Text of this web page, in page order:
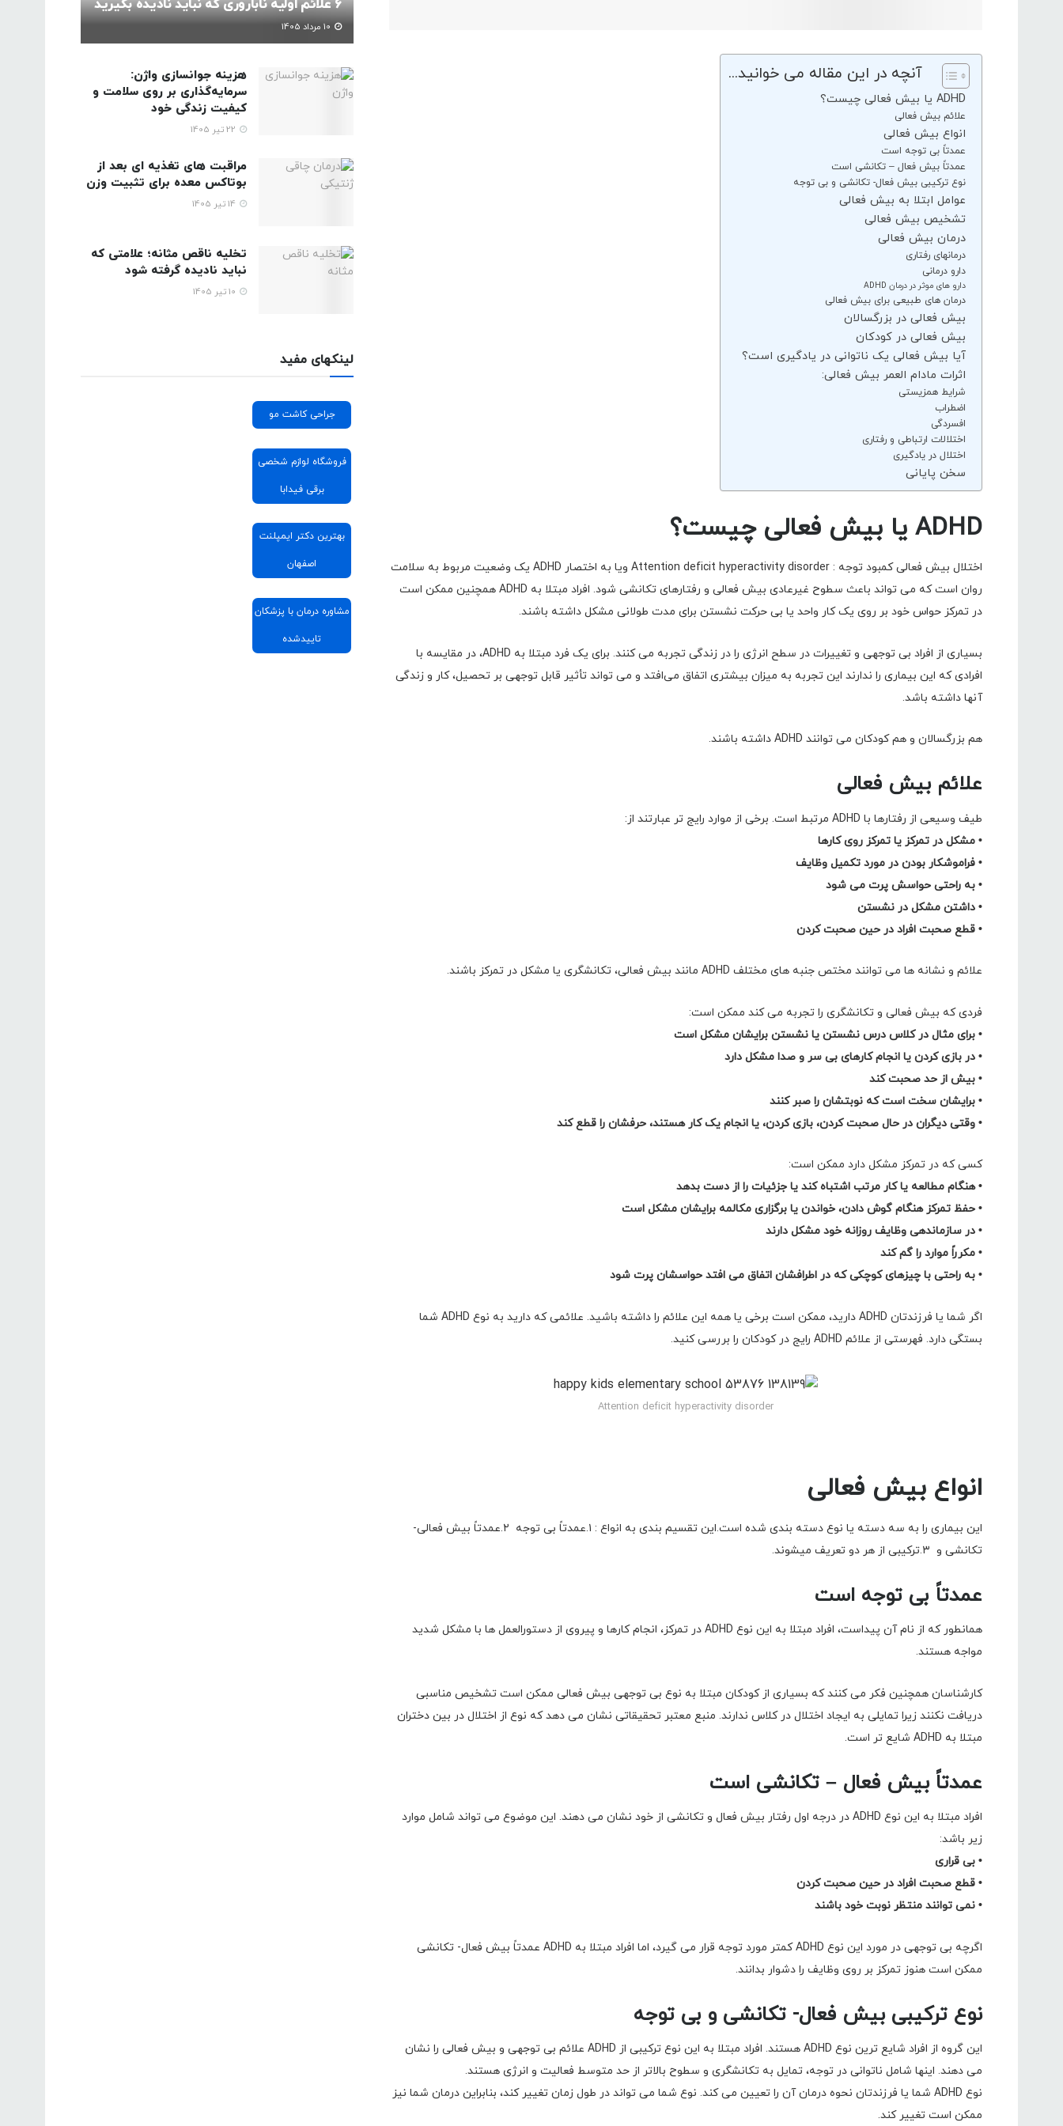
آنچه در این مقاله می خوانید...
ADHD یا بیش فعالی چیست؟
علائم بیش فعالی
انواع بیش فعالی
عمدتاً بی توجه است
عمدتاً بیش فعال – تکانشی است
نوع ترکیبی بیش فعال- تکانشی و بی توجه
عوامل ابتلا به بیش فعالی
تشخیص بیش فعالی
درمان بیش فعالی
درمانهای رفتاری
دارو درمانی
دارو های موثر در درمان ADHD
درمان های طبیعی برای بیش فعالی
بیش فعالی در بزرگسالان
بیش فعالی در کودکان
آیا بیش فعالی یک ناتوانی در یادگیری است؟
اثرات مادام العمر بیش فعالی:
شرایط همزیستی
اضطراب
افسردگی
اختلالات ارتباطی و رفتاری
اختلال در یادگیری
سخن پایانی
ADHD یا بیش فعالی چیست؟
اختلال بیش فعالی کمبود توجه : Attention deficit hyperactivity disorder ویا به اختصار ADHD یک وضعیت مربوط به سلامت
روان است که می تواند باعث سطوح غیرعادی بیش فعالی و رفتارهای تکانشی شود. افراد مبتلا به ADHD همچنین ممکن است
در تمرکز حواس خود بر روی یک کار واحد یا بی حرکت نشستن برای مدت طولانی مشکل داشته باشند.
بسیاری از افراد بی توجهی و تغییرات در سطح انرژی را در زندگی تجربه می کنند. برای یک فرد مبتلا به ADHD، در مقایسه با
افرادی که این بیماری را ندارند این تجربه به میزان بیشتری اتفاق می‌افتد و می تواند تأثیر قابل توجهی بر تحصیل، کار و زندگی
آنها داشته باشد.
هم بزرگسالان و هم کودکان می توانند ADHD داشته باشند.
علائم بیش فعالی
طیف وسیعی از رفتارها با ADHD مرتبط است. برخی از موارد رایج تر عبارتند از:
• مشکل در تمرکز یا تمرکز روی کارها
• فراموشکار بودن در مورد تکمیل وظایف
• به راحتی حواسش پرت می شود
• داشتن مشکل در نشستن
• قطع صحبت افراد در حین صحبت کردن
علائم و نشانه ها می توانند مختص جنبه های مختلف ADHD مانند بیش فعالی، تکانشگری یا مشکل در تمرکز باشند.
فردی که بیش فعالی و تکانشگری را تجربه می کند ممکن است:
• برای مثال در کلاس درس نشستن یا نشستن برایشان مشکل است
• در بازی کردن یا انجام کارهای بی سر و صدا مشکل دارد
• بیش از حد صحبت کند
• برایشان سخت است که نوبتشان را صبر کنند
• وقتی دیگران در حال صحبت کردن، بازی کردن، یا انجام یک کار هستند، حرفشان را قطع کند
کسی که در تمرکز مشکل دارد ممکن است:
• هنگام مطالعه یا کار مرتب اشتباه کند یا جزئیات را از دست بدهد
• حفظ تمرکز هنگام گوش دادن، خواندن یا برگزاری مکالمه برایشان مشکل است
• در سازماندهی وظایف روزانه خود مشکل دارند
• مکرراً موارد را گم کند
• به راحتی با چیزهای کوچکی که در اطرافشان اتفاق می افتد حواسشان پرت شود
اگر شما یا فرزندتان ADHD دارید، ممکن است برخی یا همه این علائم را داشته باشید. علائمی که دارید به نوع ADHD شما
بستگی دارد. فهرستی از علائم ADHD رایج در کودکان را بررسی کنید.
Attention deficit hyperactivity disorder
انواع بیش فعالی
این بیماری را به سه دسته یا نوع دسته بندی شده است.این تقسیم بندی به انواع : ۱.عمدتاً بی توجه ۲.عمدتاً بیش فعالی-
تکانشی و ۳.ترکیبی از هر دو تعریف میشوند.
عمدتاً بی توجه است
همانطور که از نام آن پیداست، افراد مبتلا به این نوع ADHD در تمرکز، انجام کارها و پیروی از دستورالعمل ها با مشکل شدید
مواجه هستند.
کارشناسان همچنین فکر می کنند که بسیاری از کودکان مبتلا به نوع بی توجهی بیش فعالی ممکن است تشخیص مناسبی
دریافت نکنند زیرا تمایلی به ایجاد اختلال در کلاس ندارند. منبع معتبر تحقیقاتی نشان می دهد که نوع از اختلال در بین دختران
مبتلا به ADHD شایع تر است.
عمدتاً بیش فعال – تکانشی است
افراد مبتلا به این نوع ADHD در درجه اول رفتار بیش فعال و تکانشی از خود نشان می دهند. این موضوع می تواند شامل موارد
زیر باشد:
• بی قراری
• قطع صحبت افراد در حین صحبت کردن
• نمی توانند منتظر نوبت خود باشند
اگرچه بی توجهی در مورد این نوع ADHD کمتر مورد توجه قرار می گیرد، اما افراد مبتلا به ADHD عمدتاً بیش فعال- تکانشی
ممکن است هنوز تمرکز بر روی وظایف را دشوار بدانند.
نوع ترکیبی بیش فعال- تکانشی و بی توجه
این گروه از افراد شایع ترین نوع ADHD هستند. افراد مبتلا به این نوع ترکیبی از ADHD علائم بی توجهی و بیش فعالی را نشان
می دهند. اینها شامل ناتوانی در توجه، تمایل به تکانشگری و سطوح بالاتر از حد متوسط ​​​​فعالیت و انرژی هستند.
نوع ADHD شما یا فرزندتان نحوه درمان آن را تعیین می کند. نوع شما می تواند در طول زمان تغییر کند، بنابراین درمان شما نیز
ممکن است تغییر کند.
6 علائم اولیه ناباروری که نباید نادیده بگیرید
هزینه جوانسازی واژن:
سرمایه‌گذاری بر روی سلامت و
کیفیت زندگی خود
مراقبت های تغذیه ای بعد از
بوتاکس معده برای تثبیت وزن
تخلیه ناقص مثانه؛ علامتی که
نباید نادیده گرفته شود
لینکهای مفید
جراحی کاشت مو
فروشگاه لوازم شخصی
برقی فیدابا
بهترین دکتر ایمپلنت
اصفهان
مشاوره درمان با پزشکان
تاییدشده